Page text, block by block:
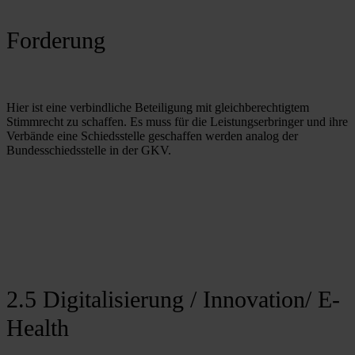
Forderung
Hier ist eine verbindliche Beteiligung mit gleichberechtigtem
Stimmrecht zu schaffen. Es muss für die Leistungserbringer und ihre
Verbände eine Schiedsstelle geschaffen werden analog der
Bundesschiedsstelle in der GKV.
2.5 Digitalisierung / Innovation/ E-
Health